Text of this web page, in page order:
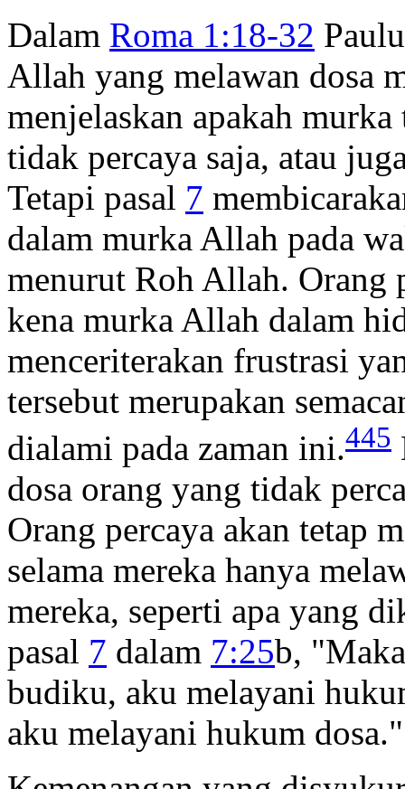
Dalam Roma 1:18-32
Allah yang melawan dosa
menjelaskan apakah
tidak percaya saja, atau
Tetapi pasal 7
dalam murka Allah pada
menurut Roh Allah. Orang
kena murka Allah dalam
menceriterakan frustrasi
tersebut merupakan
dialami pada zaman ini.445
dosa orang yang tidak
Orang percaya akan tetap
selama mereka hanya
mereka, seperti apa yang
pasal 7 dalam 7:25b,
budiku, aku melayani
aku melayani hukum dosa."